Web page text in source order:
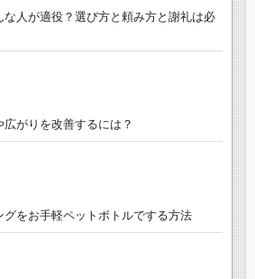
な人が適役？選び方と頼み方と謝礼は必
がりを改善するには？
グをお手軽ペットボトルでする方法